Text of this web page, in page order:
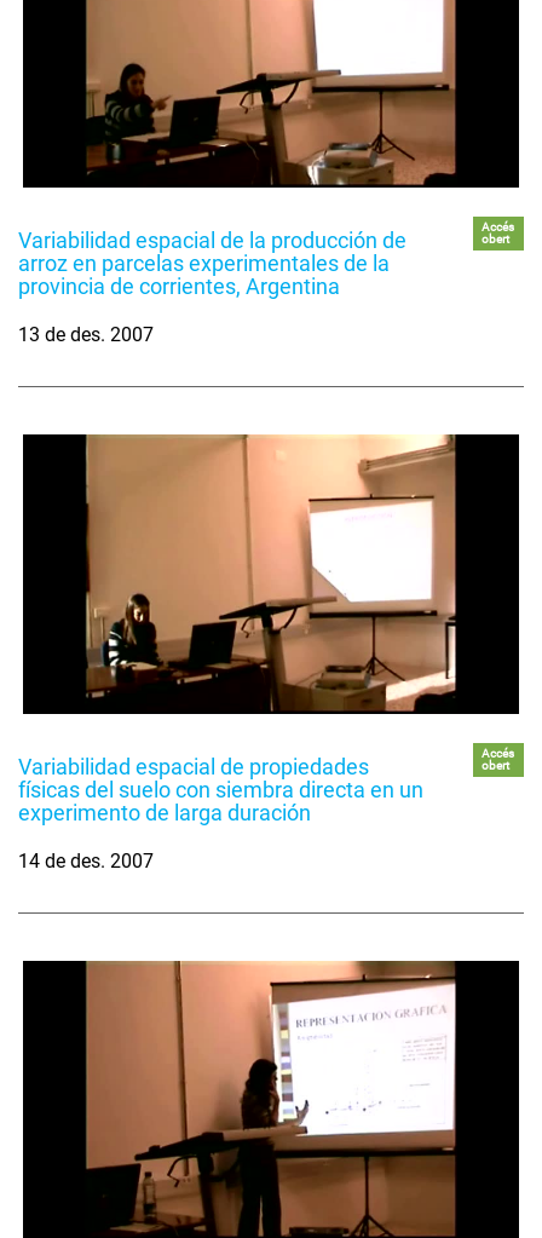
Variabilidad espacial de la producción de
arroz en parcelas experimentales de la
provincia de corrientes, Argentina
Accés
obert
13 de des. 2007
Variabilidad espacial de propiedades
físicas del suelo con siembra directa en un
experimento de larga duración
Accés
obert
14 de des. 2007